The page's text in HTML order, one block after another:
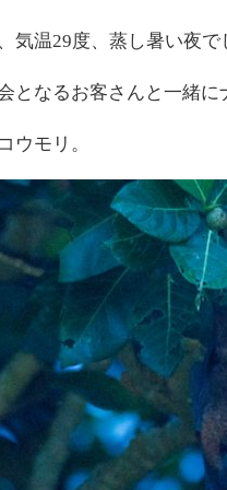
気温29度、蒸し暑い夜で
となるお客さんと一緒に
ウモリ。